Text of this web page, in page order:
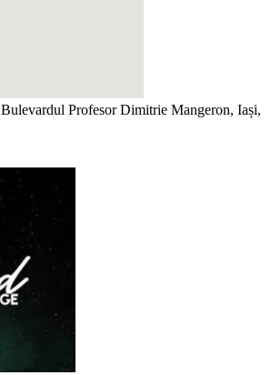
Bulevardul Profesor Dimitrie Mangeron, Iași,